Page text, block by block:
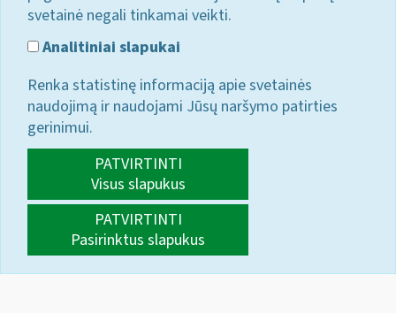
svetainė negali tinkamai veikti.
Analitiniai slapukai
Renka statistinę informaciją apie svetainės
naudojimą ir naudojami Jūsų naršymo patirties
gerinimui.
PATVIRTINTI
Visus slapukus
PATVIRTINTI
Pasirinktus slapukus